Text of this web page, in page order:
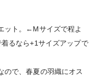
ット。←Mサイズで程よ
るなら+1サイズアップで
ので、春夏の羽織にオス